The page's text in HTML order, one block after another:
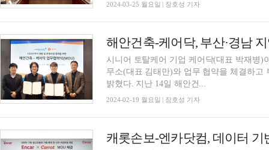
2024-03-25 월요일 | 장호성 기자
해안건축-케어닥, 부산·경남
시니어 토탈케어 기업 케어닥(대표 박재병)
무소(대표 김태만)와 업무 협약을 체결하고
밝혔다. 지난 14일 해안건...
2024-02-19 월요일 | 장호성 기자
캐롯손보-엔카닷컴, 데이터